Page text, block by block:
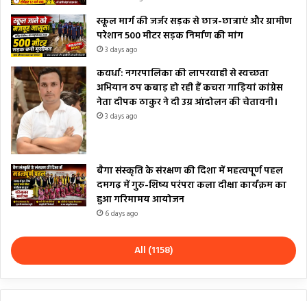
स्कूल मार्ग की जर्जर सड़क से छात्र-छात्राएं और ग्रामीण
परेशान 500 मीटर सड़क निर्माण की मांग
3 days ago
कवर्धा: नगरपालिका की लापरवाही से स्वच्छता
अभियान ठप कबाड़ हो रही हैं कचरा गाड़ियां कांग्रेस
नेता दीपक ठाकुर ने दी उग्र आंदोलन की चेतावनी।
3 days ago
बैगा संस्कृति के संरक्षण की दिशा में महत्वपूर्ण पहल
दमगढ़ में गुरु-शिष्य परंपरा कला दीक्षा कार्यक्रम का
हुआ गरिमामय आयोजन
6 days ago
All (1158)